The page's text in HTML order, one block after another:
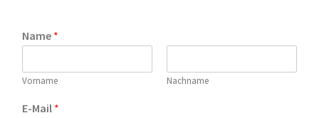
Name *
Vorname Nachname
E-Mail *